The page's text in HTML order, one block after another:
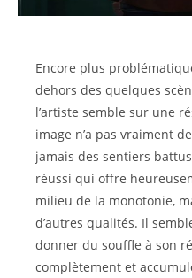
Encore plus
dehors des quelques
l’artiste semble sur une
image n’a pas vraiment
jamais des sentiers
réussi qui offre
milieu de la monotonie,
d’autres qualités. Il
donner du souffle à son
complètement et